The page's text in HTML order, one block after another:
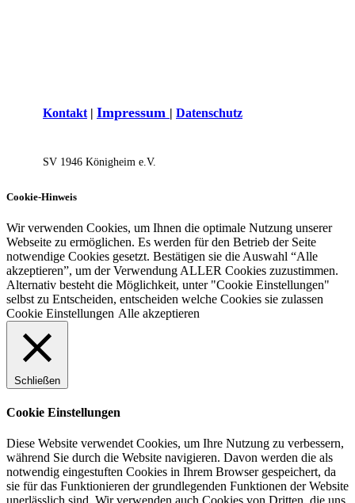
Kontakt | Impressum | Datenschutz
SV 1946 Königh​eim e.V.
Cookie-Hinweis
Wir verwenden Cookies, um Ihnen die optimale Nutzung unserer
Webseite zu ermöglichen. Es werden für den Betrieb der Seite
notwendige Cookies gesetzt. Bestätigen sie die Auswahl “Alle
akzeptieren”, um der Verwendung ALLER Cookies zuzustimmen.
Alternativ besteht die Möglichkeit, unter "Cookie Einstellungen"
selbst zu Entscheiden, entscheiden welche Cookies sie zulassen
Cookie Einstellungen Alle akzeptieren
Schließen
Cookie Einstellungen
Diese Website verwendet Cookies, um Ihre Nutzung zu verbessern,
während Sie durch die Website navigieren. Davon werden die als
notwendig eingestuften Cookies in Ihrem Browser gespeichert, da
sie für das Funktionieren der grundlegenden Funktionen der Website